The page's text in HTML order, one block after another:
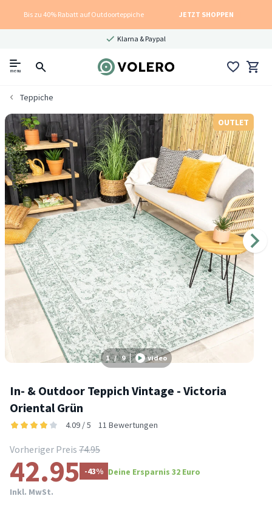
Bis zu 40% Rabatt auf Outdoorteppiche JETZT SHOPPEN
Klarna & Paypal
menu
Teppiche
OUTLET
1 / 9 video
In- & Outdoor Teppich Vintage - Victoria
Oriental Grün
4.09 / 5 11 Bewertungen
Vorheriger Preis 74.95
42.95 -43% Deine Ersparnis 32 Euro
Inkl. MwSt.